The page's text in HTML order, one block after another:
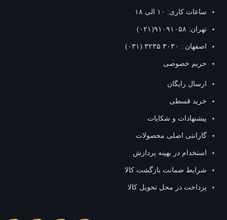
کاری: ۱۰ الی ۱۸
۳۰۳۰ ۳۲۳۵ (۰۳۱)
خصوصی
رایگان
قسطی
و شکایات
اصلی محصولات
در بهینه پردازش
ضمانت بازگشت کالا
در محل تحویل کالا